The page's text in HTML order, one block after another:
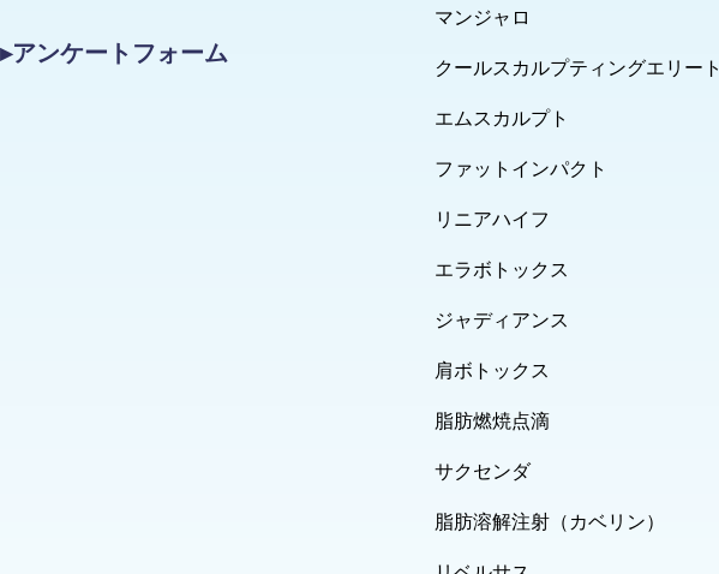
▸アンケートフォーム
マンジャロ
クールスカルプティングエリート
エムスカルプト
ファットインパクト
リニアハイフ
エラボトックス
ジャディアンス
肩ボトックス
脂肪燃焼点滴
サクセンダ
脂肪溶解注射（カベリン）